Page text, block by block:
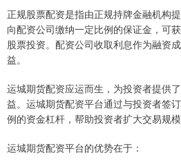
正规股票配资是指由正规持牌金融机构
向配资公司缴纳一定比例的保证金，可
股票投资。配资公司收取利息作为融资
益。
运城期货配资应运而生，为投资者提供
益。运城期货配资平台通过与投资者签
例的资金杠杆，帮助投资者扩大交易规模
运城期货配资平台的优势在于：